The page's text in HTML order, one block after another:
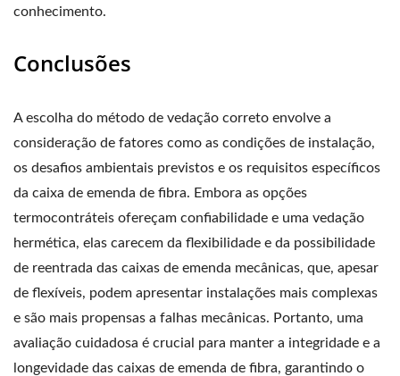
conhecimento.
Conclusões
A escolha do método de vedação correto envolve a
consideração de fatores como as condições de instalação,
os desafios ambientais previstos e os requisitos específicos
da caixa de emenda de fibra. Embora as opções
termocontráteis ofereçam confiabilidade e uma vedação
hermética, elas carecem da flexibilidade e da possibilidade
de reentrada das caixas de emenda mecânicas, que, apesar
de flexíveis, podem apresentar instalações mais complexas
e são mais propensas a falhas mecânicas. Portanto, uma
avaliação cuidadosa é crucial para manter a integridade e a
longevidade das caixas de emenda de fibra, garantindo o